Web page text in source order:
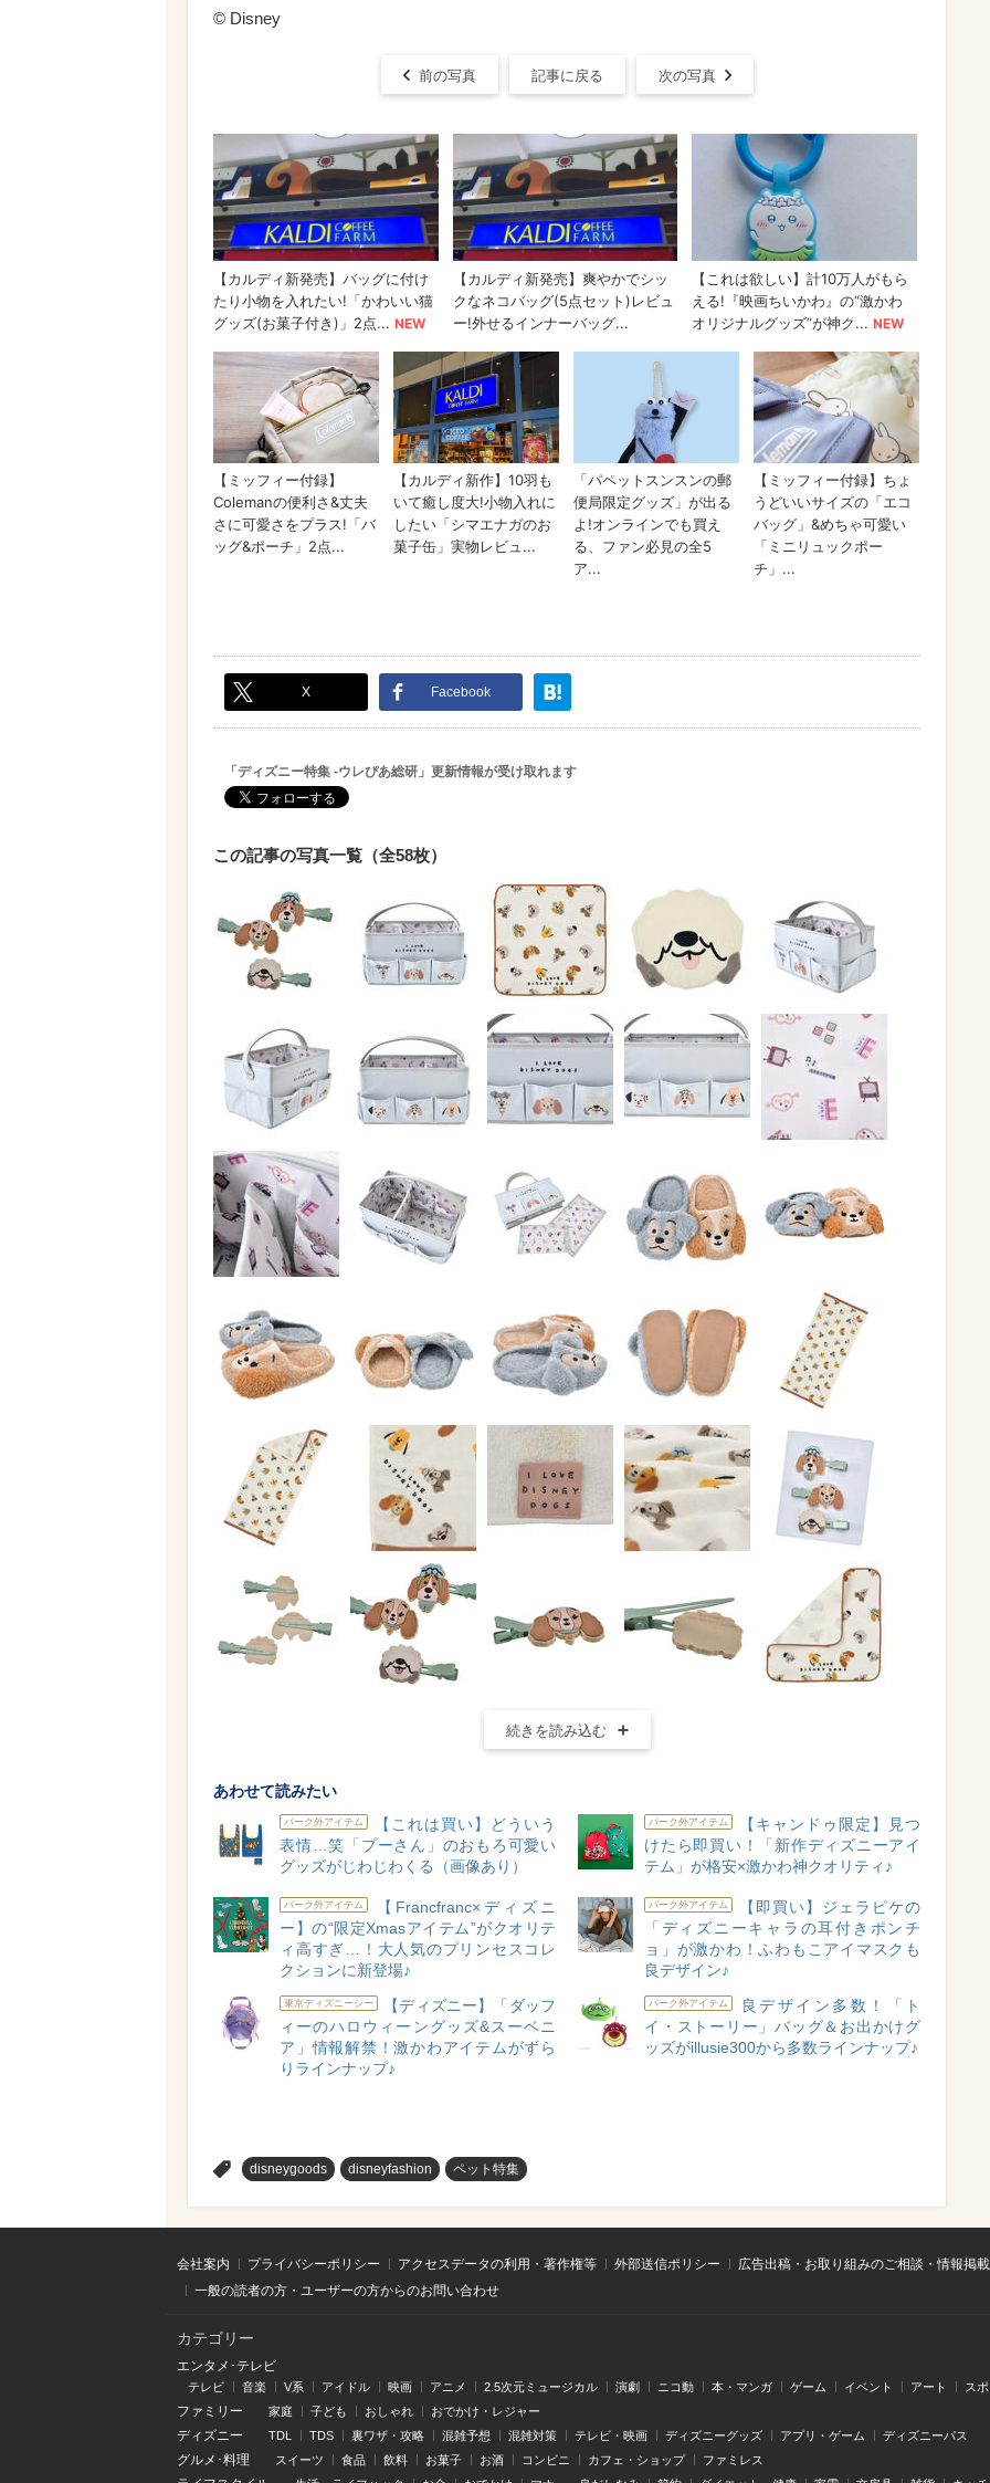
© Disney
前の写真 記事に戻る 次の写真
X Facebook
「ディズニー特集 -ウレぴあ総研」更新情報が受け取れます
この記事の写真一覧（全58枚）
続きを読み込む
あわせて読みたい
パーク外アイテム
【これは買い】どういう
表情…笑「プーさん」のおもろ可愛い
グッズがじわじわくる（画像あり）
パーク外アイテム
【キャンドゥ限定】見つ
けたら即買い！「新作ディズニーアイ
テム」が格安×激かわ神クオリティ♪
パーク外アイテム
【Francfranc×ディズニ
ー】の“限定Xmasアイテム”がクオリテ
ィ高すぎ…！大人気のプリンセスコレ
クションに新登場♪
パーク外アイテム
【即買い】ジェラピケの
「ディズニーキャラの耳付きポンチ
ョ」が激かわ！ふわもこアイマスクも
良デザイン♪
東京ディズニーシー
【ディズニー】「ダッフ
ィーのハロウィーングッズ&スーベニ
ア」情報解禁！激かわアイテムがずら
りラインナップ♪
パーク外アイテム
良デザイン多数！「ト
イ・ストーリー」バッグ＆お出かけグ
ッズがillusie300から多数ラインナップ♪
disneygoods disneyfashion ペット特集
会社案内 プライバシーポリシー アクセスデータの利用・著作権等 外部送信ポリシー
広告出稿・お取り組みのご相談・情報掲
一般の読者の方・ユーザーの方からのお問い合わせ
カテゴリー
エンタメ･テレビ
テレビ 音楽 V系 アイドル 映画 アニメ 2.5次元ミュージカル 演劇 ニコ動 本・マンガ ゲーム イベント アート ス
ファミリー 家庭 子ども おしゃれ おでかけ・レジャー
ディズニー TDL TDS 裏ワザ・攻略 混雑予想 混雑対策 テレビ・映画 ディズニーグッズ アプリ・ゲーム ディズニーパス
グルメ･料理 スイーツ 食品 飲料 お菓子 お酒 コンビニ カフェ・ショップ ファミレス